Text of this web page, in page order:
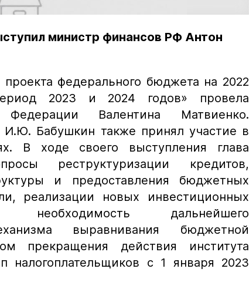
министр финансов РФ Антон
федерального бюджета на 2022
2023 и 2024 годов» провела
Федерации Валентина Матвиенко.
И.Ю. Бабушкин также принял участие в
В ходе своего выступления глава
реструктуризации кредитов,
и предоставления бюджетных
реализации новых инвестиционных
необходимость дальнейшего
выравнивания бюджетной
прекращения действия института
налогоплательщиков с 1 января 2023